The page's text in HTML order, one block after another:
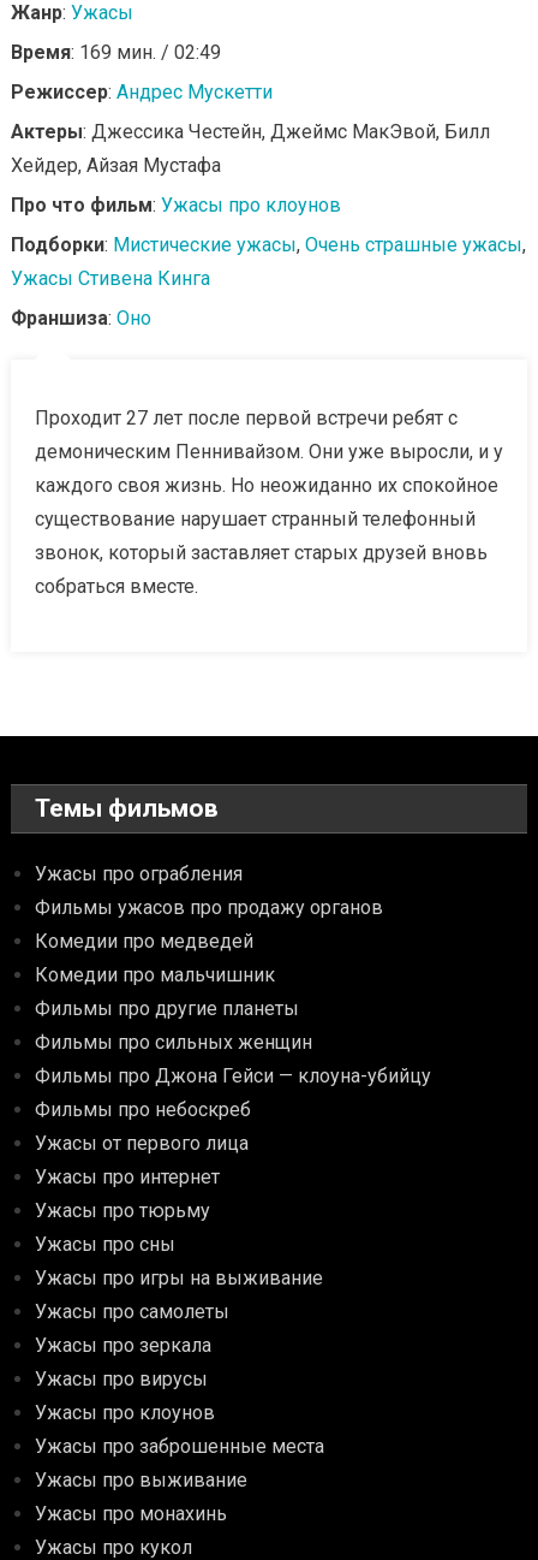
Жанр: Ужасы
Время: 169 мин. / 02:49
Режиссер: Андрес Мускетти
Актеры: Джессика Честейн, Джеймс МакЭвой, Билл
Хейдер, Айзая Мустафа
Про что фильм: Ужасы про клоунов
Подборки: Мистические ужасы, Очень страшные ужасы,
Ужасы Стивена Кинга
Франшиза: Оно
Проходит 27 лет после первой встречи ребят с
демоническим Пеннивайзом. Они уже выросли, и у
каждого своя жизнь. Но неожиданно их спокойное
существование нарушает странный телефонный
звонок, который заставляет старых друзей вновь
собраться вместе.
Темы фильмов
Ужасы про ограбления
Фильмы ужасов про продажу органов
Комедии про медведей
Комедии про мальчишник
Фильмы про другие планеты
Фильмы про сильных женщин
Фильмы про Джона Гейси — клоуна-убийцу
Фильмы про небоскреб
Ужасы от первого лица
Ужасы про интернет
Ужасы про тюрьму
Ужасы про сны
Ужасы про игры на выживание
Ужасы про самолеты
Ужасы про зеркала
Ужасы про вирусы
Ужасы про клоунов
Ужасы про заброшенные места
Ужасы про выживание
Ужасы про монахинь
Ужасы про кукол